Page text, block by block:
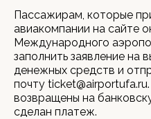
Пассажирам, которые
авиакомпании на сайте
Международного
заполнить заявление на
денежных средств и
почту
возвращены на
сделан платеж.